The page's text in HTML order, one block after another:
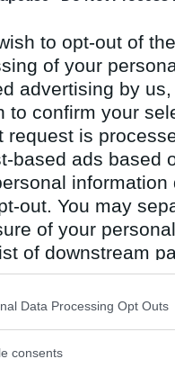
to opt-out of
of your
advertising by
to confirm your
request is
based ads based
out. You may
of your
of downstream
disclosed by us
Participants
note that this
Data Processing Opt Outs
consents
längre